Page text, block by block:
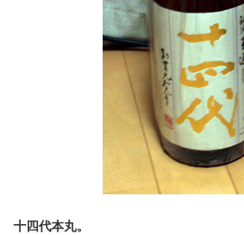
十四代本丸。